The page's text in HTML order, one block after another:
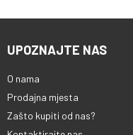
UPOZNAJTE NAS
O nama
Prodajna mjesta
Zašto kupiti od nas?